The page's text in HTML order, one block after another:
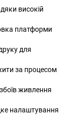
високій
платформи
для
за процесом
живлення
налаштування